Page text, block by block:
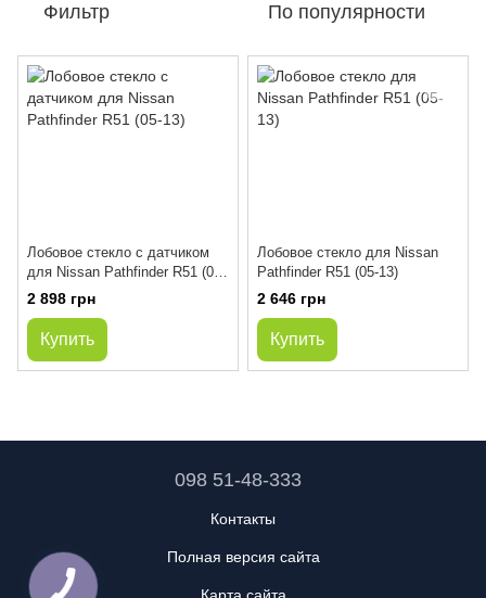
Фильтр По популярности
Лобовое стекло с датчиком
для Nissan Pathfinder R51 (05-
13)
2 898 грн
Купить
Лобовое стекло для Nissan
Pathfinder R51 (05-13)
2 646 грн
Купить
098 51-48-333
Контакты
Полная версия сайта
Карта сайта